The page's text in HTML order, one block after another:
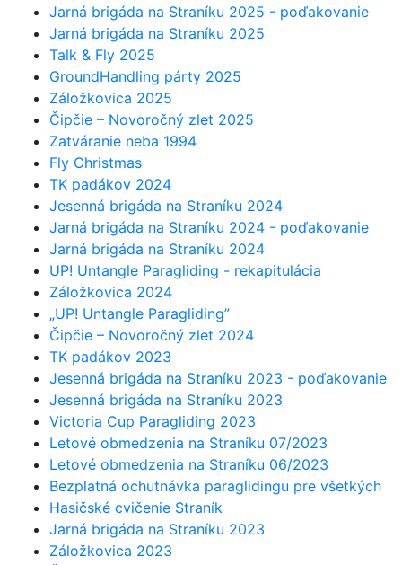
Jarná brigáda na Straníku 2025 - poďakovanie
Jarná brigáda na Straníku 2025
Talk & Fly 2025
GroundHandling párty 2025
Záložkovica 2025
Čipčie – Novoročný zlet 2025
Zatváranie neba 1994
Fly Christmas
TK padákov 2024
Jesenná brigáda na Straníku 2024
Jarná brigáda na Straníku 2024 - poďakovanie
Jarná brigáda na Straníku 2024
UP! Untangle Paragliding - rekapitulácia
Záložkovica 2024
„UP! Untangle Paragliding”
Čipčie – Novoročný zlet 2024
TK padákov 2023
Jesenná brigáda na Straníku 2023 - poďakovanie
Jesenná brigáda na Straníku 2023
Victoria Cup Paragliding 2023
Letové obmedzenia na Straníku 07/2023
Letové obmedzenia na Straníku 06/2023
Bezplatná ochutnávka paraglidingu pre všetkých
Hasičské cvičenie Straník
Jarná brigáda na Straníku 2023
Záložkovica 2023